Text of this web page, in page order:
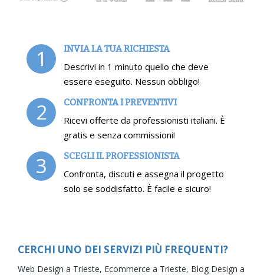
1 INVIA LA TUA RICHIESTA
Descrivi in 1 minuto quello che deve
essere eseguito. Nessun obbligo!
2 CONFRONTA I PREVENTIVI
Ricevi offerte da professionisti italiani. È
gratis e senza commissioni!
3 SCEGLI IL PROFESSIONISTA
Confronta, discuti e assegna il progetto
solo se soddisfatto. È facile e sicuro!
CERCHI UNO DEI SERVIZI PIÙ FREQUENTI?
Web Design a Trieste, Ecommerce a Trieste, Blog Design a